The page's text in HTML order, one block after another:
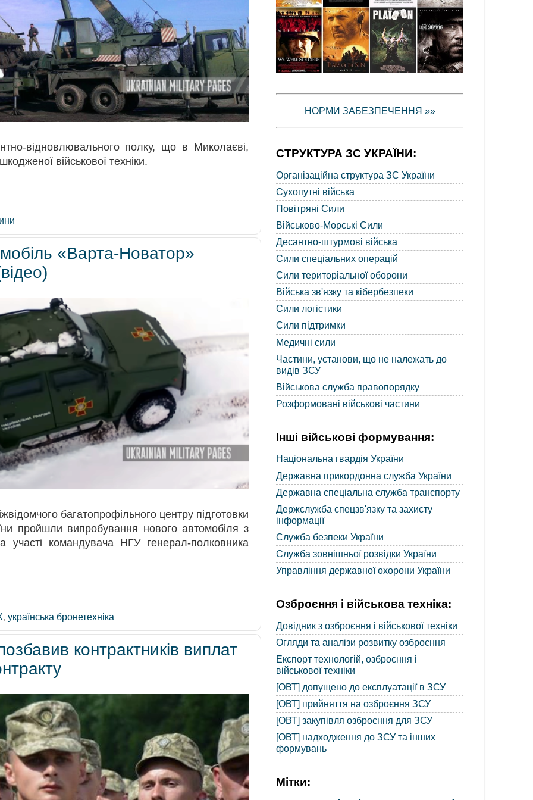
відновлювального полку, що в Миколаєві,
військової техніки.
«Варта-Новатор»
багатопрофільного центру підготовки
пройшли випробування нового автомобіля з
командувача НГУ генерал-полковника
, українська бронетехніка
контрактників виплат
НОРМИ ЗАБЕЗПЕЧЕННЯ »»
СТРУКТУРА ЗС УКРАЇНИ:
Організаційна структура ЗС України
Сухопутні війська
Повітряні Сили
Військово-Морські Сили
Десантно-штурмові війська
Сили спеціальних операцій
Сили територіальної оборони
Війська зв'язку та кібербезпеки
Сили логістики
Сили підтримки
Медичні сили
Частини, установи, що не належать до
видів ЗСУ
Військова служба правопорядку
Розформовані військові частини
Інші військові формування:
Національна гвардія України
Державна прикордонна служба України
Державна спеціальна служба транспорту
Держслужба спецзв'язку та захисту
інформації
Служба безпеки України
Служба зовнішньої розвідки України
Управління державної охорони України
Озброєння і військова техніка:
Довідник з озброєння і військової техніки
Огляди та аналізи розвитку озброєння
Експорт технологій, озброєння і
військової техніки
[ОВТ] допущено до експлуатації в ЗСУ
[ОВТ] прийняття на озброєння ЗСУ
[ОВТ] закупівля озброєння для ЗСУ
[ОВТ] надходження до ЗСУ та інших
формувань
Мітки: